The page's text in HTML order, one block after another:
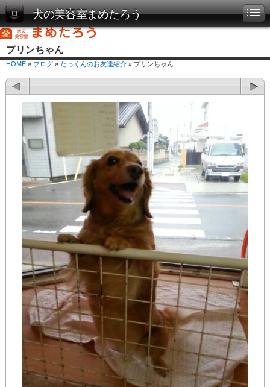
犬の美容室まめたろう
プリンちゃん
HOME » ブログ » たっくんのお友達紹介 » プリンちゃん